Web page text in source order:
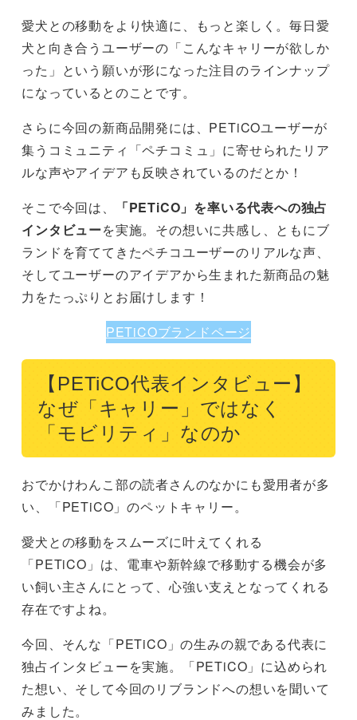
愛犬との移動をより快適に、もっと楽しく。毎日愛
犬と向き合うユーザーの「こんなキャリーが欲しか
った」という願いが形になった注目のラインナップ
になっているとのことです。
さらに今回の新商品開発には、PETiCOユーザーが
集うコミュニティ「ペチコミュ」に寄せられたリア
ルな声やアイデアも反映されているのだとか！
そこで今回は、
「PETiCO」を率いる代表への独占
インタビューを実施。その想いに共感し、ともにブ
ランドを育ててきたペチコユーザーのリアルな声、
そしてユーザーのアイデアから生まれた新商品の魅
力をたっぷりとお届けします！
PETiCOブランドページ
【PETiCO代表インタビュー】
なぜ「キャリー」ではなく
「モビリティ」なのか
おでかけわんこ部の読者さんのなかにも愛用者が多
い、「PETiCO」のペットキャリー。
愛犬との移動をスムーズに叶えてくれる
「PETiCO」は、電車や新幹線で移動する機会が多
い飼い主さんにとって、心強い支えとなってくれる
存在ですよね。
今回、そんな「PETiCO」の生みの親である代表に
独占インタビューを実施。「PETiCO」に込められ
た想い、そして今回のリブランドへの想いを聞いて
みました。